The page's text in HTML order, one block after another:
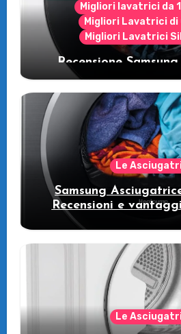
Migliori lavatrici da
Migliori Lavatrici di
Migliori Lavatrici
Recensione
WW11DB7B94GE/
intelligente che fa
Le
Samsung
Recensioni e
Le